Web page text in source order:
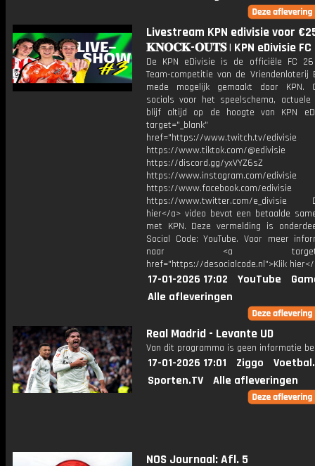
Livestream KPN edivisie voor
𝐊𝐍𝐎𝐂𝐊-𝐎𝐔𝐓𝐒 | KPN eDivisie FC
De KPN eDivisie is de officiële FC
Team-competitie van de Vriendenloterij
mede mogelijk gemaakt door KPN.
socials voor het speelschema,
blijf altijd op de hoogte van KPN
target="_blank"
href="https://www.twitch.tv/edivisie
https://www.tiktok.com/@edivisie
https://discord.gg/yxVYZ6sZ
https://www.instagram.com/edivisie
https://www.facebook.com/edivisie
https://www.twitter.com/e_divisie
hier</a> video bevat een betaalde
met KPN. Deze vermelding is
Social Code: YouTube. Voor meer
naar <a
href="https://desocialcode.nl">Klik
17-01-2026 17:02 YouTube
Alle afleveringen
Real Madrid - Levante UD
Van dit programma is geen informatie
17-01-2026 17:01 Ziggo
Sporten.TV
Alle afleveringen
NOS Journaal: Afl. 5